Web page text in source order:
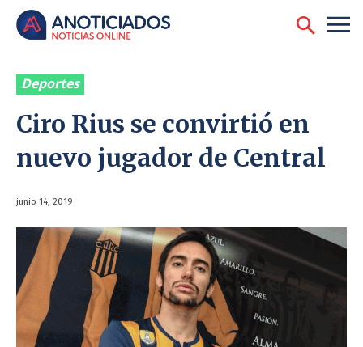
Deportes
Ciro Rius se convirtió en
nuevo jugador de Central
junio 14, 2019